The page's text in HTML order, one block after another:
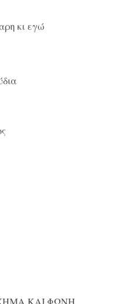
κι εγώ
ΚΑΙ ΦΩΝΗ